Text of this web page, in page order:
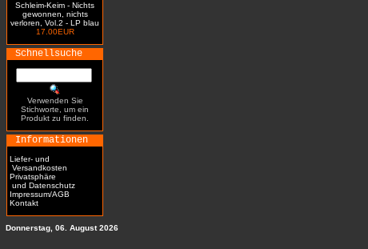
Schleim-Keim - Nichts
gewonnen, nichts
verloren, Vol.2 - LP blau
17.00EUR
Schnellsuche
Verwenden Sie
Stichworte, um ein
Produkt zu finden.
Informationen
Liefer- und
Versandkosten
Privatsphäre
und Datenschutz
Impressum/AGB
Kontakt
Donnerstag, 06. August 2026